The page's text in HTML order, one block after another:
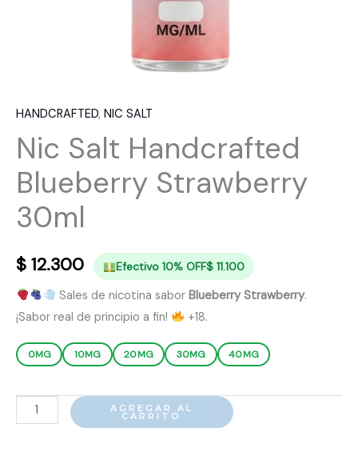
HANDCRAFTED, NIC SALT
Nic Salt Handcrafted
Blueberry Strawberry
30ml
$ 12.300 Efectivo 10% OFF$11.100
Sales de nicotina sabor Blueberry Strawberry.
¡Sabor real de principio a fin!
+18.
0MG 10MG 20MG 30MG 40MG
Salt
AGREGAR AL
CARRITO